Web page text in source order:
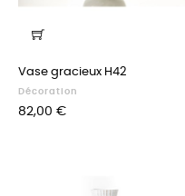
Vase gracieux H42
Décoration
Prix
82,00 €